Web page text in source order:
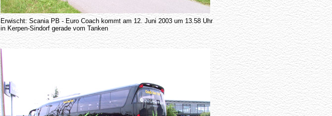
Erwischt: Scania PB - Euro Coach kommt am 12. Juni 2003 um 13.58 Uhr
in Kerpen-Sindorf gerade vom Tanken